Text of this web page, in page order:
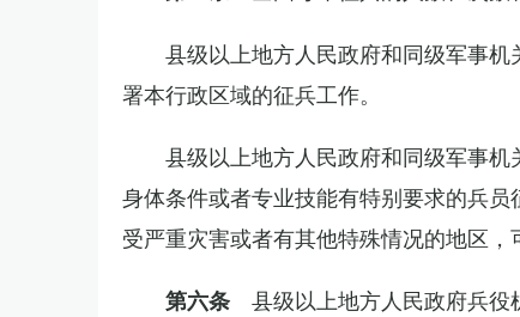
县级以上地方人民政府和同级军事
署本行政区域的征兵工作。
县级以上地方人民政府和同级军事机
身体条件或者专业技能有特别要求的兵
受严重灾害或者有其他特殊情况的地区，
第六条 县级以上地方人民政府兵役